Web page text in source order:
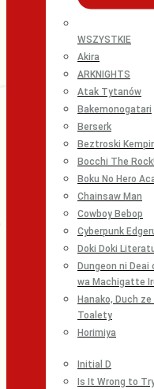
WSZYSTKIE
Akira
ARKNIGHTS
Atak Tytanów
Bakemonogatari
Berserk
Beztroski
Bocchi The Rock!
Boku No Hero
Chainsaw Man
Cowboy Bebop
Cyberpunk
Doki Doki
Dungeon ni
wa Machigatte
Hanako, Duch
Toalety
Horimiya
Initial D
Is It Wrong to